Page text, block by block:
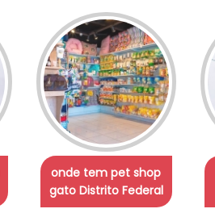
onde tem pet shop
gato Distrito Federal